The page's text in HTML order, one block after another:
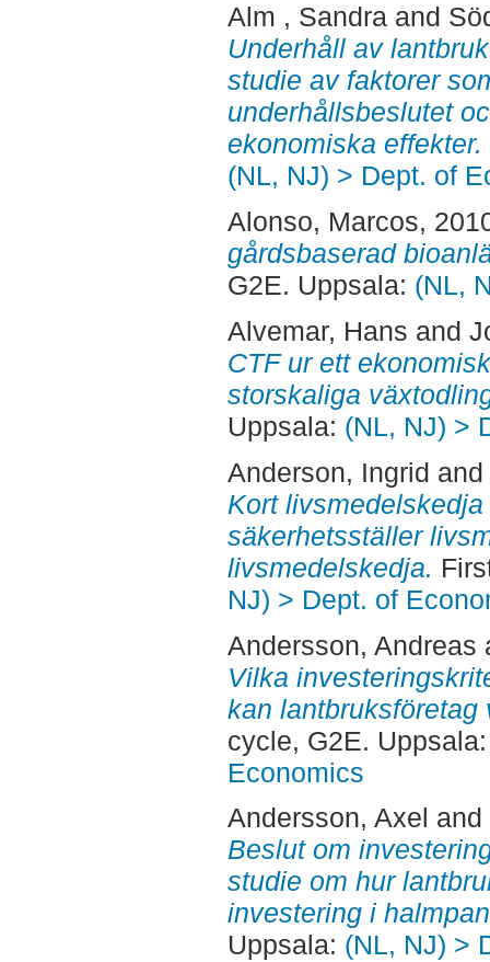
Alm , Sandraand
Underhåll av
studie av faktorer
underhållsbeslutet
ekonomiska effekter.
(NL, NJ) > Dept. of
Alonso, Marcos,
gårdsbaserad
G2E. Uppsala: (NL,
Alvemar, Hans and
CTF ur ett
storskaliga
Uppsala: (NL, NJ) >
Anderson, Ingrid and
Kort
säkerhetsställer
livsmedelskedja.
NJ) > Dept. of
Andersson, Andreas
Vilka
kan lantbruksföretag
cycle, G2E.
Economics
Andersson, Axel and
Beslut om
studie om hur
investering i
Uppsala: (NL, NJ) >